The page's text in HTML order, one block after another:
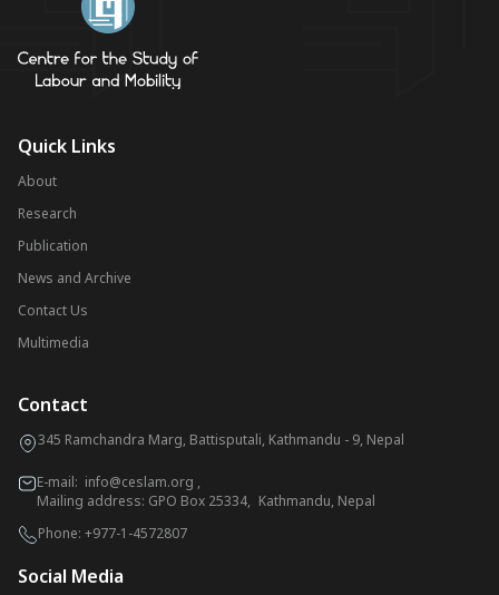
Quick Links
About
Research
Publication
News and Archive
Contact Us
Multimedia
Contact
345 Ramchandra Marg, Battisputali, Kathmandu - 9, Nepal
E-mail: info@ceslam.org ,
Mailing address: GPO Box 25334, Kathmandu, Nepal
Phone: +977-1-4572807
Social Media